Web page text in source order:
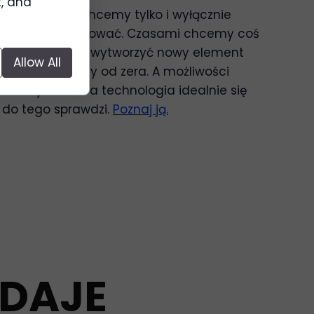
Czasami nie chcemy tylko i wyłącznie
czegoś pomalować. Czasami chcemy coś
skopiować lub wytworzyć nowy element
zaprojektowany od zera. A możliwości
mamy wiele. Ta technologia idealnie się
do tego sprawdzi. Poznaj ją.
Allow All